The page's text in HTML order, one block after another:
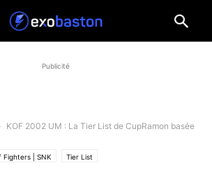
Publicité
KOF 2002 UM : La Tier List de CupRamon basée
Fighters | SNK Tier List